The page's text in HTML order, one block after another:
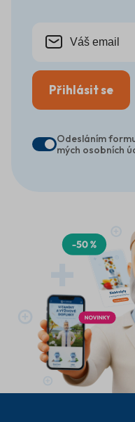
Přihlásit se
Odesláním
mých osobních